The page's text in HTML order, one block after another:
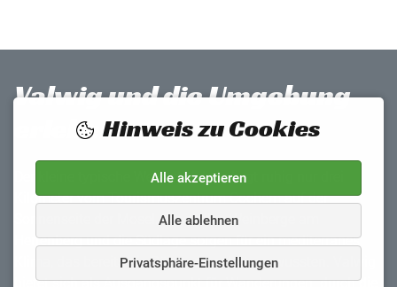
Valwig und die Umgebung
erleben
Der kleine typische Weinort Valwig liegt ruhig nur drei
Kilometer vom Tourismuszentrum Cochem auf der
Sonnenseite der Mosel. Die steilen Weinberge am
Herrenberg und die Südlage sorgen für ein mediterranes
Klima, das bereits die Römer zu schätzen wussten. Valwig
bietet sich als Ausgangspunkt für Wanderungen durch die
Hinweis zu Cookies
Alle akzeptieren
Alle ablehnen
Privatsphäre-Einstellungen